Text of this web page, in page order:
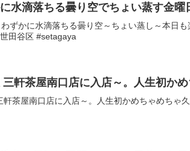
水滴落ちる曇り空でちょい蒸す金曜
ずかに水滴落ちる曇り空～ちょい蒸し～本日
田谷区 #setagaya
三軒茶屋南口店に入店～。人生初か
軒茶屋南口店に入店～。人生初かめちゃめちゃ